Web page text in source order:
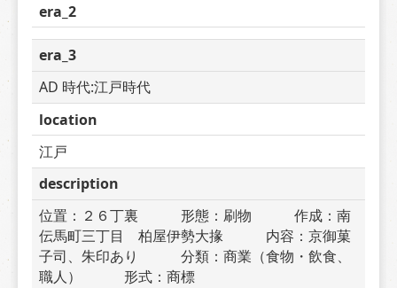
era_2
era_3
AD 時代:江戸時代
location
江戸
description
位置：２６丁裏　　　形態：刷物　　　作成：南
伝馬町三丁目　柏屋伊勢大掾　　　内容：京御菓
子司、朱印あり　　　分類：商業（食物・飲食、
職人）　　　形式：商標